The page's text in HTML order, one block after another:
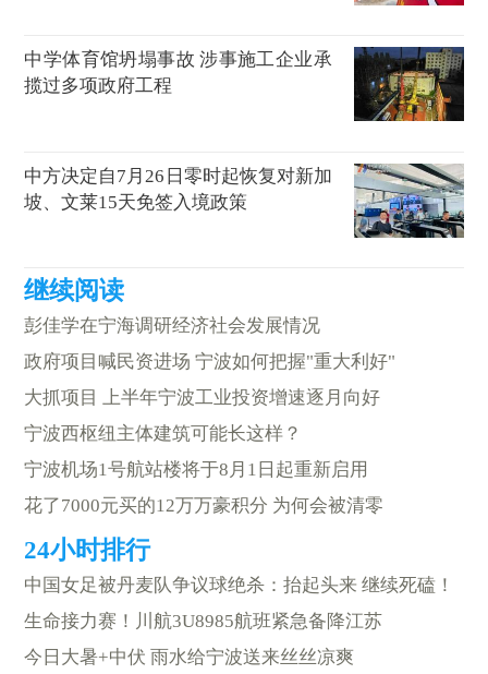
中学体育馆坍塌事故 涉事施工企业承
揽过多项政府工程
中方决定自7月26日零时起恢复对新加
坡、文莱15天免签入境政策
彭佳学在宁海调研经济社会发展情况
政府项目喊民资进场 宁波如何把握"重大利好"
大抓项目 上半年宁波工业投资增速逐月向好
宁波西枢纽主体建筑可能长这样？
宁波机场1号航站楼将于8月1日起重新启用
花了7000元买的12万万豪积分 为何会被清零
中国女足被丹麦队争议球绝杀：抬起头来 继续死磕！
生命接力赛！川航3U8985航班紧急备降江苏
今日大暑+中伏 雨水给宁波送来丝丝凉爽